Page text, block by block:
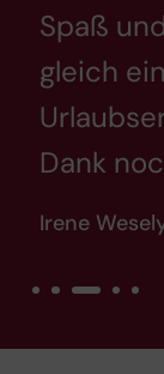
Spaß
gleich
Dank
Irene Wesely